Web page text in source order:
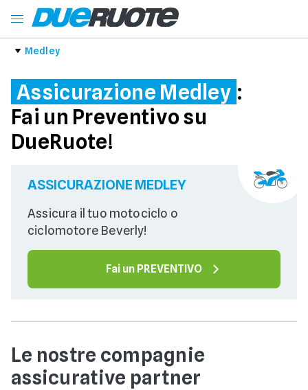
Medley
Assicurazione Medley :
Fai un Preventivo su
DueRuote!
ASSICURAZIONE MEDLEY
Assicura il tuo motociclo o
ciclomotore Beverly!
Fai un PREVENTIVO
Le nostre compagnie
assicurative partner